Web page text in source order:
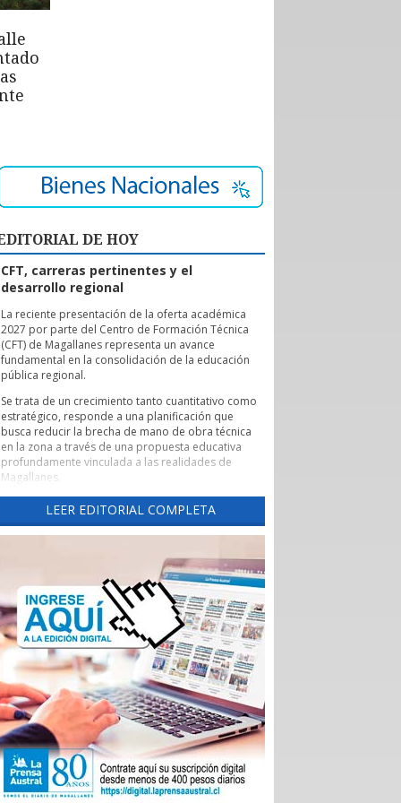
DE HOY
CFT, carreras pertinentes y el
desarrollo regional
La reciente presentación de la oferta académica
2027 por parte del Centro de Formación Técnica
(CFT) de Magallanes representa un avance
fundamental en la consolidación de la educación
pública regional.
Se trata de un crecimiento tanto cuantitativo como
estratégico, responde a una planificación que
busca reducir la brecha de mano de obra técnica
en la zona a través de una propuesta educativa
profundamente vinculada a las realidades de
Magallanes.
Evaluación de pertinencia y conexión con el sector
productivo forman parte de uno de los pilares de
esta nueva etapa. Según lo explicado por la
necesidades reales de los sectores productivos y
de servicios de la región, asegurando que los
egresados cuenten con una inserción laboral
efectiva y que la formación no derive en una
saturación del mercado, sino en una respuesta a
demandas insatisfechas. Carreras como
Instrumentación y Control de Procesos Industriales
y Logística con mención en Operaciones
Portuarias, que se impartirán tanto en la capital
regional como en Puerto Natales, son ejemplos
claros de formación técnica orientada a los
desafíos productivos actuales.
También cabe destacar la expansión territorial,
con las nuevas sedes en Punta Arenas y Puerto
Natales.
LEER EDITORIAL COMPLETA